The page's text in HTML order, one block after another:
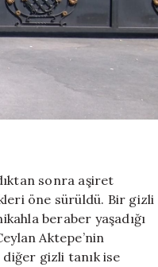
sonra aşiret
öne sürüldü. Bir gizli
beraber yaşadığı
Aktepe’nin
gizli tanık ise